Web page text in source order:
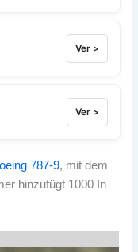
Ver >
Ver >
787-9, mit dem
hinzufügt 1000 In